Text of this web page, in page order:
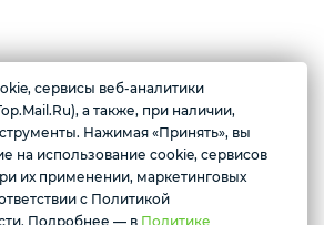
ягода
Эрвье, д.12к1
до 20:00
Условия доставки
сервисы веб-аналитики
а также, при наличии,
Нажимая «Принять», вы
на использование cookie, сервисов
их применении, маркетинговых
с Политикой
Подробнее — в Политике
подозвать сотрудника
Нет